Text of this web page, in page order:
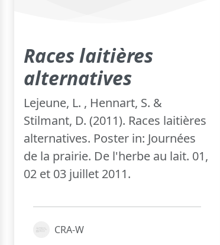
Races laitières
alternatives
Lejeune, L. , Hennart, S. &
Stilmant, D. (2011). Races laitières
alternatives. Poster in: Journées
de la prairie. De l'herbe au lait. 01,
02 et 03 juillet 2011.
CRA-W